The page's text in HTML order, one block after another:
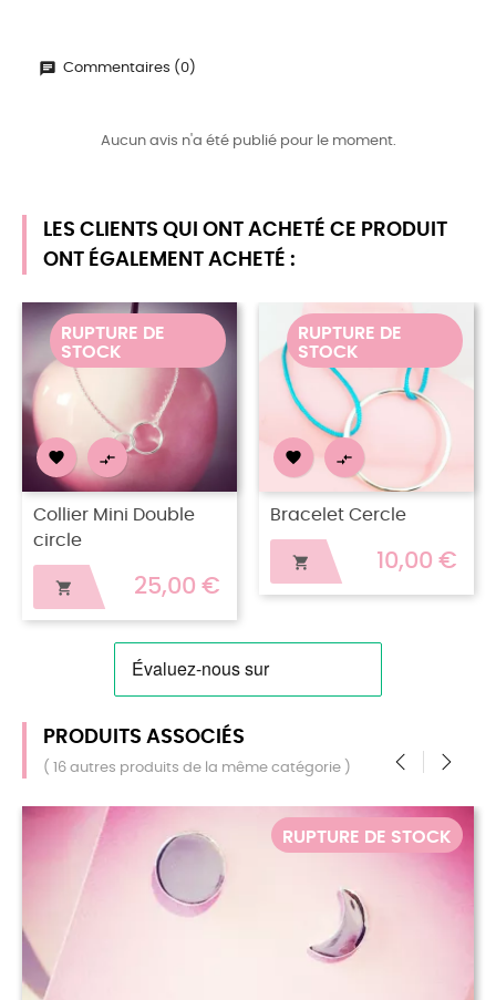
Commentaires (0)
Aucun avis n'a été publié pour le moment.
LES CLIENTS QUI ONT ACHETÉ CE PRODUIT
ONT ÉGALEMENT ACHETÉ :
RUPTURE DE
STOCK
 
Collier Mini Double
circle
 25,00 €
RUPTURE DE
STOCK
 
Bracelet Cercle
 10,00 €
PRODUITS ASSOCIÉS
( 16 autres produits de la même catégorie )
DE STOCK
‹ ›